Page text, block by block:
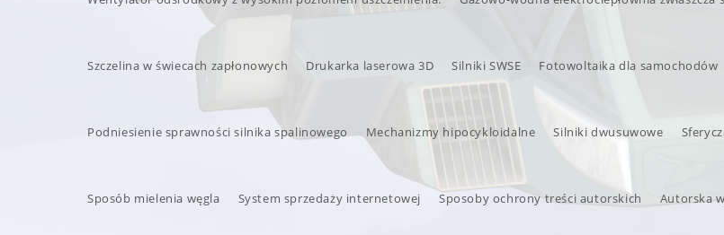
Szczelina w świecach zapłonowych Drukarka laserowa 3D Silniki SWSE Fotowoltaika dla samochodów
Podniesienie sprawności silnika spalinowego Mechanizmy hipocykloidalne Silniki dwusuwowe
Sposób mielenia węgla System sprzedaży internetowej Sposoby ochrony treści autorskich Autorska